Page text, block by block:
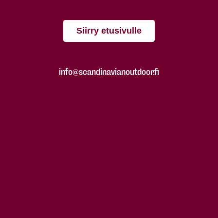
Siirry etusivulle
info@scandinavianoutdoor.fi